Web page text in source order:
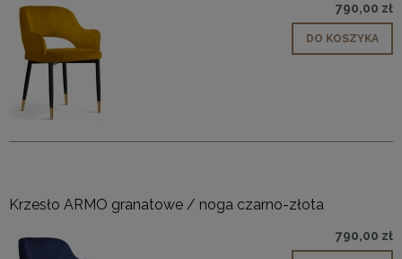
790,00 zł
DO KOSZYKA
Krzesło ARMO granatowe / noga czarno-złota
790,00 zł